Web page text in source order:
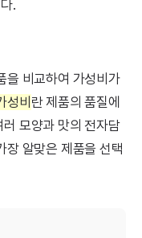
.
을 비교하여 가성비가
성비란 제품의 품질에
모양과 맛의 전자담
장 알맞은 제품을 선택